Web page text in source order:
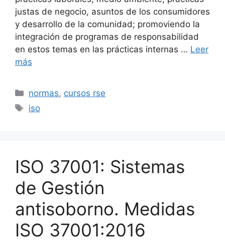
justas de negocio, asuntos de los consumidores
y desarrollo de la comunidad; promoviendo la
integración de programas de responsabilidad
en estos temas en las prácticas internas … Leer
más
Categorías
normas, cursos rse
Etiquetas
iso
ISO 37001: Sistemas
de Gestión
antisoborno. Medidas
ISO 37001:2016